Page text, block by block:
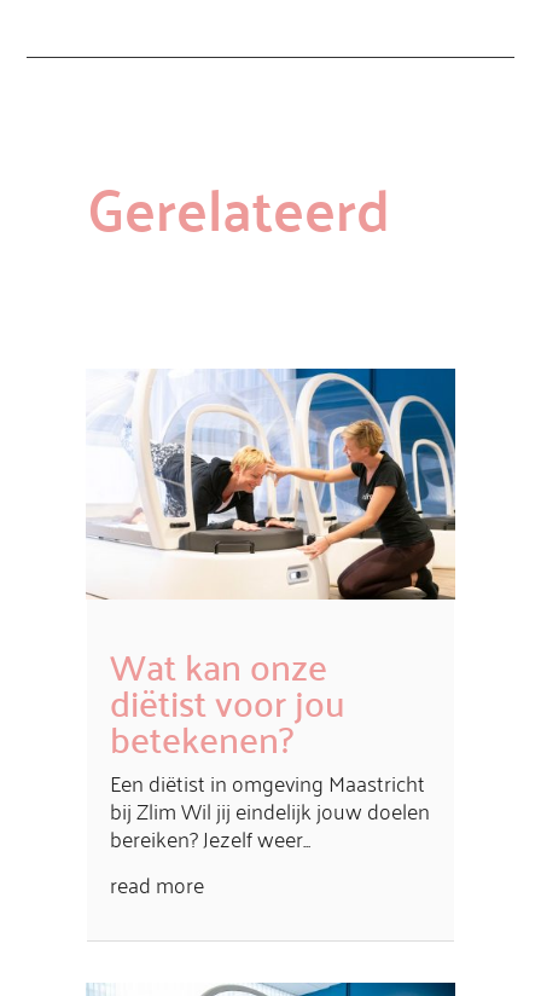
Gerelateerd
Wat kan onze
diëtist voor jou
betekenen?
Een diëtist in omgeving Maastricht
bij Zlim Wil jij eindelijk jouw doelen
bereiken? Jezelf weer...
read more